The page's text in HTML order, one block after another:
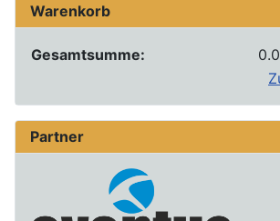
Warenkorb
Gesamtsumme:
Partner